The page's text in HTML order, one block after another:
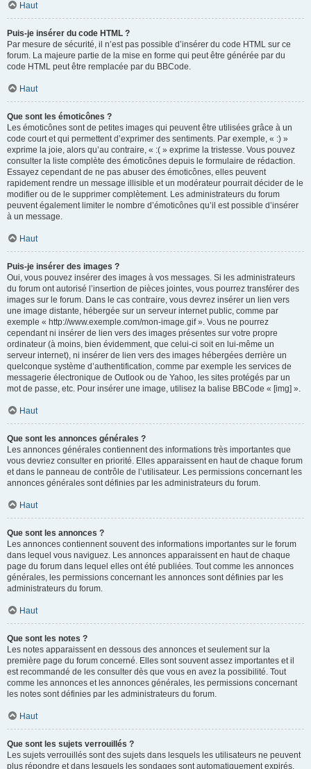
Haut
Puis-je insérer du code HTML ?
Par mesure de sécurité, il n’est pas possible d’insérer du code HTML sur ce
forum. La majeure partie de la mise en forme qui peut être générée par du
code HTML peut être remplacée par du BBCode.
Haut
Que sont les émoticônes ?
Les émoticônes sont de petites images qui peuvent être utilisées grâce à un
code court et qui permettent d’exprimer des sentiments. Par exemple, « :) »
exprime la joie, alors qu’au contraire, « :( » exprime la tristesse. Vous pouvez
consulter la liste complète des émoticônes depuis le formulaire de rédaction.
Essayez cependant de ne pas abuser des émoticônes, elles peuvent
rapidement rendre un message illisible et un modérateur pourrait décider de le
modifier ou de le supprimer complètement. Les administrateurs du forum
peuvent également limiter le nombre d’émoticônes qu’il est possible d’insérer
à un message.
Haut
Puis-je insérer des images ?
Oui, vous pouvez insérer des images à vos messages. Si les administrateurs
du forum ont autorisé l’insertion de pièces jointes, vous pourrez transférer des
images sur le forum. Dans le cas contraire, vous devrez insérer un lien vers
une image distante, hébergée sur un serveur internet public, comme par
exemple « http://www.exemple.com/mon-image.gif ». Vous ne pourrez
cependant ni insérer de lien vers des images présentes sur votre propre
ordinateur (à moins, bien évidemment, que celui-ci soit en lui-même un
serveur internet), ni insérer de lien vers des images hébergées derrière un
quelconque système d’authentification, comme par exemple les services de
messagerie électronique de Outlook ou de Yahoo, les sites protégés par un
mot de passe, etc. Pour insérer une image, utilisez la balise BBCode « [img] ».
Haut
Que sont les annonces générales ?
Les annonces générales contiennent des informations très importantes que
vous devriez consulter en priorité. Elles apparaissent en haut de chaque forum
et dans le panneau de contrôle de l’utilisateur. Les permissions concernant les
annonces générales sont définies par les administrateurs du forum.
Haut
Que sont les annonces ?
Les annonces contiennent souvent des informations importantes sur le forum
dans lequel vous naviguez. Les annonces apparaissent en haut de chaque
page du forum dans lequel elles ont été publiées. Tout comme les annonces
générales, les permissions concernant les annonces sont définies par les
administrateurs du forum.
Haut
Que sont les notes ?
Les notes apparaissent en dessous des annonces et seulement sur la
première page du forum concerné. Elles sont souvent assez importantes et il
est recommandé de les consulter dès que vous en avez la possibilité. Tout
comme les annonces et les annonces générales, les permissions concernant
les notes sont définies par les administrateurs du forum.
Haut
Que sont les sujets verrouillés ?
Les sujets verrouillés sont des sujets dans lesquels les utilisateurs ne peuvent
plus répondre et dans lesquels les sondages sont automatiquement expirés.